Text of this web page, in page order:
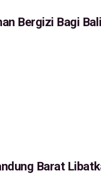
Bergizi Bagi
Barat